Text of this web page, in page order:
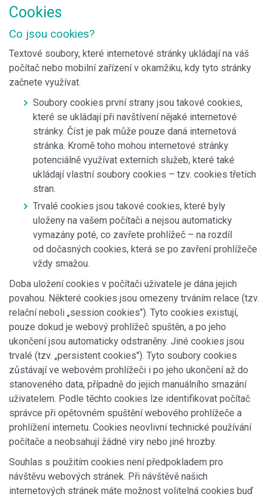
Cookies
Co jsou cookies?
Textové soubory, které internetové stránky ukládají na váš
počítač nebo mobilní zařízení v okamžiku, kdy tyto stránky
začnete využívat.
Soubory cookies první strany jsou takové cookies,
které se ukládají při navštívení nějaké internetové
stránky. Číst je pak může pouze daná internetová
stránka. Kromě toho mohou internetové stránky
potenciálně využívat externích služeb, které také
ukládají vlastní soubory cookies – tzv. cookies třetích
stran.
Trvalé cookies jsou takové cookies, které byly
uloženy na vašem počítači a nejsou automaticky
vymazány poté, co zavřete prohlížeč – na rozdíl
od dočasných cookies, která se po zavření prohlížeče
vždy smažou.
Doba uložení cookies v počítači uživatele je dána jejich
povahou. Některé cookies jsou omezeny trváním relace (tzv.
relační neboli „session cookies"). Tyto cookies existují,
pouze dokud je webový prohlížeč spuštěn, a po jeho
ukončení jsou automaticky odstraněny. Jiné cookies jsou
trvalé (tzv. „persistent cookies"). Tyto soubory cookies
zůstávají ve webovém prohlížeči i po jeho ukončení až do
stanoveného data, případně do jejich manuálního smazání
uživatelem. Podle těchto cookies lze identifikovat počítač
správce při opětovném spuštění webového prohlížeče a
prohlížení internetu. Cookies neovlivní technické používání
počítače a neobsahují žádné viry nebo jiné hrozby.
Souhlas s použitím cookies není předpokladem pro
návštěvu webových stránek. Při návštěvě našich
internetových stránek máte možnost volitelná cookies buď